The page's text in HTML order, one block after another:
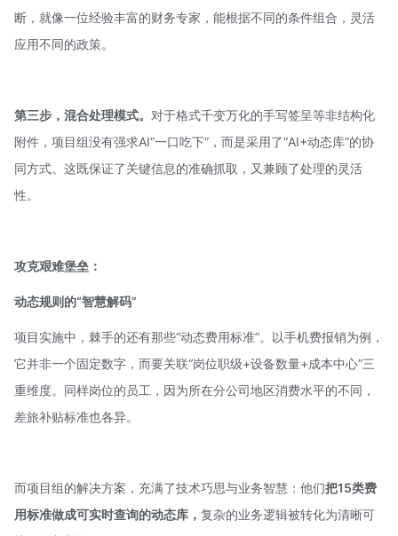
断，就像一位经验丰富的财务专家，能根据不同的条件组合，灵活
应用不同的政策。
第三步，混合处理模式。 对于格式千变万化的手写签呈等非结构化
附件，项目组没有强求AI“一口吃下”，而是采用了“AI+动态库”的协
同方式。这既保证了关键信息的准确抓取，又兼顾了处理的灵活
性。
攻克艰难堡垒：
动态规则的“智慧解码”
项目实施中，棘手的还有那些“动态费用标准”。以手机费报销为例，
它并非一个固定数字，而要关联“岗位职级+设备数量+成本中心”三
重维度。同样岗位的员工，因为所在分公司地区消费水平的不同，
差旅补贴标准也各异。
而项目组的解决方案，充满了技术巧思与业务智慧：他们把15类费
用标准做成可实时查询的动态库， 复杂的业务逻辑被转化为清晰可